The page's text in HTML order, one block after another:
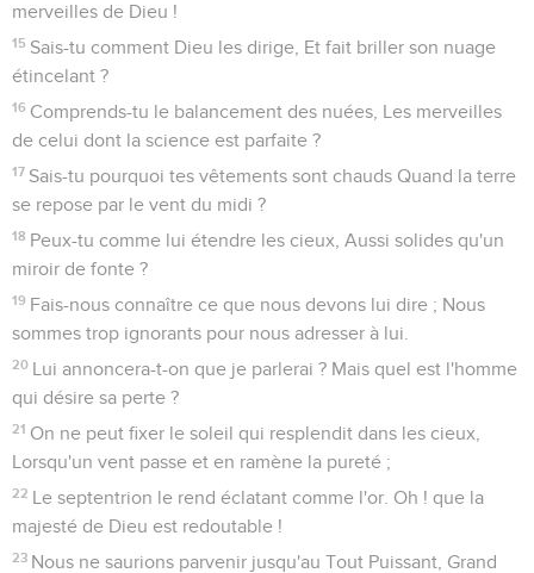
merveilles de Dieu !
15 Sais-tu comment Dieu les dirige, Et fait briller son nuage
étincelant ?
16 Comprends-tu le balancement des nuées, Les merveilles
de celui dont la science est parfaite ?
17 Sais-tu pourquoi tes vêtements sont chauds Quand la terre
se repose par le vent du midi ?
18 Peux-tu comme lui étendre les cieux, Aussi solides qu'un
miroir de fonte ?
19 Fais-nous connaître ce que nous devons lui dire ; Nous
sommes trop ignorants pour nous adresser à lui.
20 Lui annoncera-t-on que je parlerai ? Mais quel est l'homme
qui désire sa perte ?
21 On ne peut fixer le soleil qui resplendit dans les cieux,
Lorsqu'un vent passe et en ramène la pureté ;
22 Le septentrion le rend éclatant comme l'or. Oh ! que la
majesté de Dieu est redoutable !
23 Nous ne saurions parvenir jusqu'au Tout Puissant, Grand